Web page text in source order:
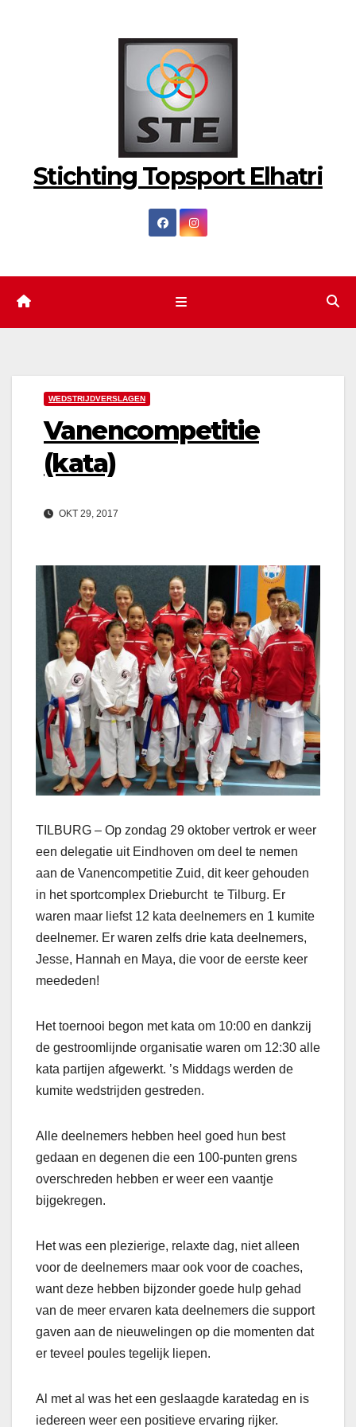
Stichting Topsport Elhatri
WEDSTRIJDVERSLAGEN
Vanencompetitie
(kata)
OKT 29, 2017
TILBURG – Op zondag 29 oktober vertrok er weer
een delegatie uit Eindhoven om deel te nemen
aan de Vanencompetitie Zuid, dit keer gehouden
in het sportcomplex Drieburcht te Tilburg. Er
waren maar liefst 12 kata deelnemers en 1 kumite
deelnemer. Er waren zelfs drie kata deelnemers,
Jesse, Hannah en Maya, die voor de eerste keer
meededen!
Het toernooi begon met kata om 10:00 en dankzij
de gestroomlijnde organisatie waren om 12:30 alle
kata partijen afgewerkt. ’s Middags werden de
kumite wedstrijden gestreden.
Alle deelnemers hebben heel goed hun best
gedaan en degenen die een 100-punten grens
overschreden hebben er weer een vaantje
bijgekregen.
Het was een plezierige, relaxte dag, niet alleen
voor de deelnemers maar ook voor de coaches,
want deze hebben bijzonder goede hulp gehad
van de meer ervaren kata deelnemers die support
gaven aan de nieuwelingen op die momenten dat
er teveel poules tegelijk liepen.
Al met al was het een geslaagde karatedag en is
iedereen weer een positieve ervaring rijker.